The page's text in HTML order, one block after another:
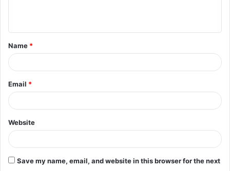
t
*
Name *
Email *
Website
Save my name, email, and website in this browser for the next